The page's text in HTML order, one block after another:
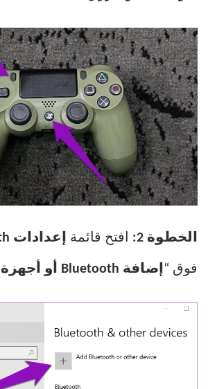
الخطوة 2: افتح قائمة إعدادات Bluetooth
فوق “ إضافة Bluetooth أو أجهزة أخرى”